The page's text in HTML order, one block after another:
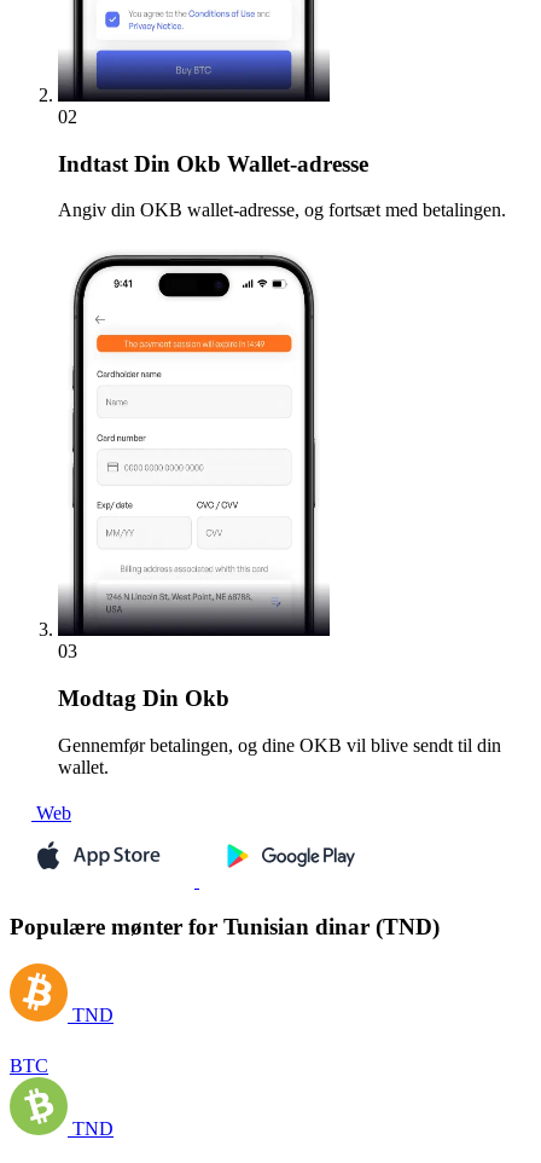
02
Indtast Din Okb Wallet-adresse
Angiv din OKB wallet-adresse, og fortsæt med betalingen.
03
Modtag Din Okb
Gennemfør betalingen, og dine OKB vil blive sendt til din
wallet.
Web
Populære mønter for Tunisian dinar (TND)
TND
BTC
TND